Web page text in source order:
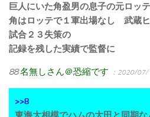
巨人にいた角盈男の息子の元ロッ
角はロッテで１軍出場なし 武蔵
試合２３失策の
記録を残した実績で監督に
88名無しさん＠恐縮です ：2020/07/
>>8